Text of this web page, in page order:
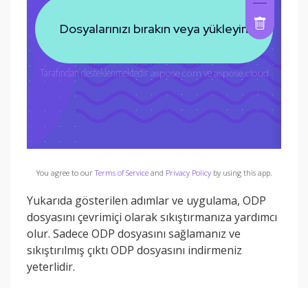
You agree to ourTerms of Serviceand Privacy Policyby using this app.
Yukarıda gösterilen adımlar ve uygulama, ODP
dosyasını çevrimiçi olarak sıkıştırmanıza yardımcı
olur. Sadece ODP dosyasını sağlamanız ve
sıkıştırılmış çıktı ODP dosyasını indirmeniz
yeterlidir.